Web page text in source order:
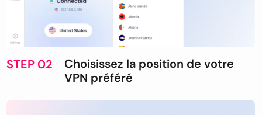
STEP 02
Choisissez la position de votre
VPN préféré